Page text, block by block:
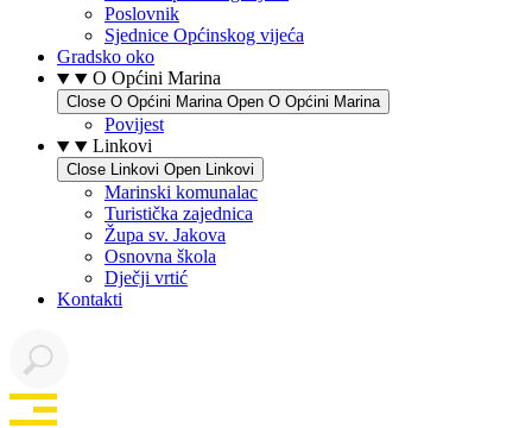
Poslovnik
Sjednice Općinskog vijeća
Gradsko oko
O Općini Marina
Close O Općini Marina Open O Općini Marina
Povijest
Linkovi
Close Linkovi Open Linkovi
Marinski komunalac
Turistička zajednica
Župa sv. Jakova
Osnovna škola
Dječji vrtić
Kontakti